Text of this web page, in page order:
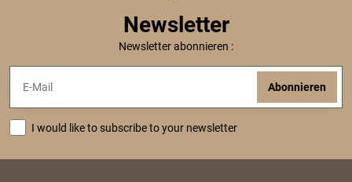
Newsletter
Newsletter abonnieren :
Abonnieren
I would like to subscribe to your newsletter